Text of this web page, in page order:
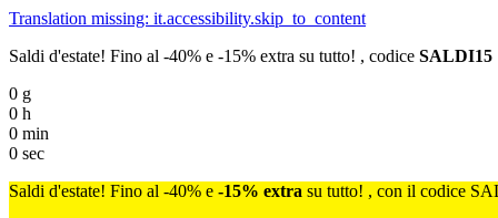
Translation missing: it.accessibility.skip_to_content
Saldi d'estate! Fino al -40% e -15% extra su tutto! , codice SALDI15
0 g
0 h
0 min
0 sec
Saldi d'estate! Fino al -40% e -15% extra su tutto! , con il codice